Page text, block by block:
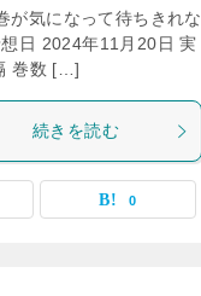
が気になって待ちきれな
日 2024年11月20日 実
巻数 […]
続きを読む
0